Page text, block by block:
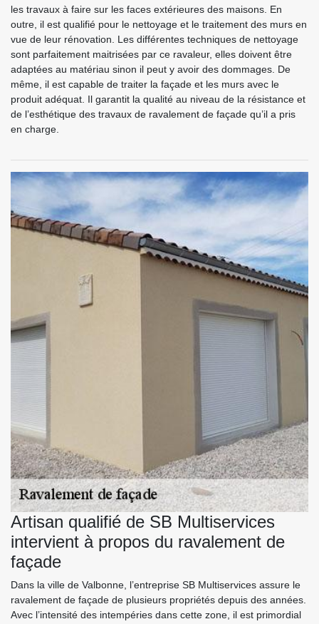
les travaux à faire sur les faces extérieures des maisons. En
outre, il est qualifié pour le nettoyage et le traitement des murs en
vue de leur rénovation. Les différentes techniques de nettoyage
sont parfaitement maitrisées par ce ravaleur, elles doivent être
adaptées au matériau sinon il peut y avoir des dommages. De
même, il est capable de traiter la façade et les murs avec le
produit adéquat. Il garantit la qualité au niveau de la résistance et
de l’esthétique des travaux de ravalement de façade qu’il a pris
en charge.
Artisan qualifié de SB Multiservices
intervient à propos du ravalement de
façade
Dans la ville de Valbonne, l’entreprise SB Multiservices assure le
ravalement de façade de plusieurs propriétés depuis des années.
Avec l’intensité des intempéries dans cette zone, il est primordial